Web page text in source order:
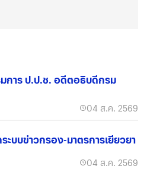
การ ป.ป.ช. อดีตอธิบดีกรม
04 ส.ค. 2569
ะบบข่าวกรอง-มาตรการเยียวยา
04 ส.ค. 2569